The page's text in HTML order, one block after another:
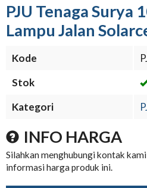
PJU Tenaga Surya
Lampu Jalan
Kode
Stok
Kategori
INFO HARGA
Silahkan menghubungi kontak
informasi harga produk ini.